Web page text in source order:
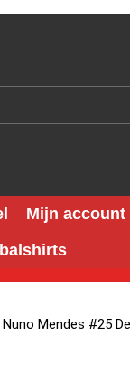
Mijn account
Mendes #25